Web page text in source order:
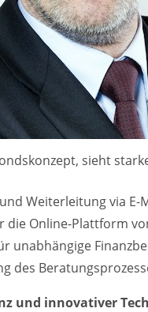
sieht
Weiterleitung via
die Online-Plattform
unabhängige
des
und innovativer